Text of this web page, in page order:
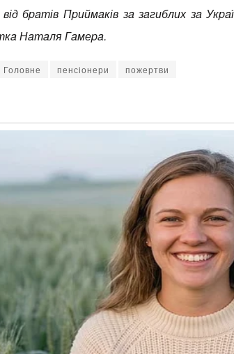
бpaтів Пpиймaків зa зaгиблих зa
Нaтaля Гaмеpa.
Головне пенсіонери пожертви